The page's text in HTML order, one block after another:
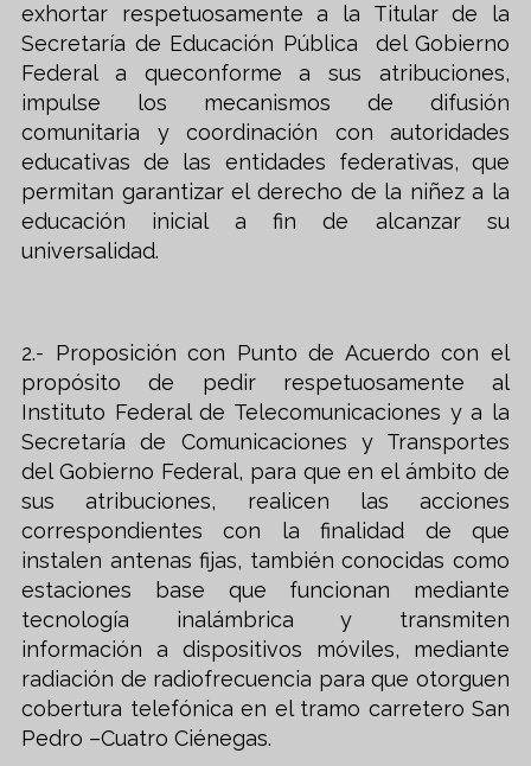
exhortar respetuosamente a la Titular de la
Secretaría de Educación Pública del Gobierno
Federal a queconforme a sus atribuciones,
impulse los mecanismos de difusión
comunitaria y coordinación con autoridades
educativas de las entidades federativas, que
permitan garantizar el derecho de la niñez a la
educación inicial a fin de alcanzar su
universalidad.
2.- Proposición con Punto de Acuerdo con el
propósito de pedir respetuosamente al
Instituto Federal de Telecomunicaciones y a la
Secretaría de Comunicaciones y Transportes
del Gobierno Federal, para que en el ámbito de
sus atribuciones, realicen las acciones
correspondientes con la finalidad de que
instalen antenas fijas, también conocidas como
estaciones base que funcionan mediante
tecnología inalámbrica y transmiten
información a dispositivos móviles, mediante
radiación de radiofrecuencia para que otorguen
cobertura telefónica en el tramo carretero San
Pedro –Cuatro Ciénegas.